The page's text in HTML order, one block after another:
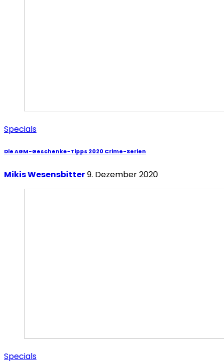
Specials
Die AGM-Geschenke-Tipps 2020 Crime-Serien
Mikis Wesensbitter9. Dezember 2020
Specials